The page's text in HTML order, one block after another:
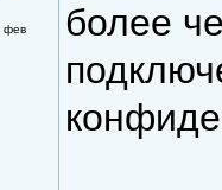
фев
более